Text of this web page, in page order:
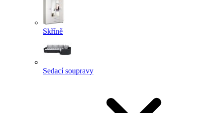
Skříně
Sedací soupravy